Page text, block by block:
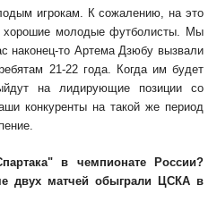
игрокам. К сожалению, на это
хорошие молодые футболисты. Мы
наконец-то Артема Дзюбу вызвали
21-22 года. Когда им будет
на лидирующие позиции со
конкуренты на такой же период
в чемпионате России?
двух матчей обыграли ЦСКА в